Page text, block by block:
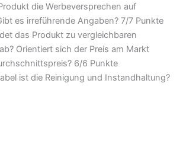
die Werbeversprechen auf
es irreführende Angaben? 7/7 Punkte
das Produkt zu vergleichbaren
Orientiert sich der Preis am Markt
6/6 Punkte
ist die Reinigung und Instandhaltung?